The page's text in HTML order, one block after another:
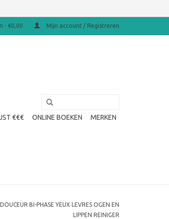
- €0,00 Mijn account / Registreren
€€€ ONLINE BOEKEN MERKEN
BI-PHASE YEUX LEVRES OGEN EN
LIPPEN REINIGER